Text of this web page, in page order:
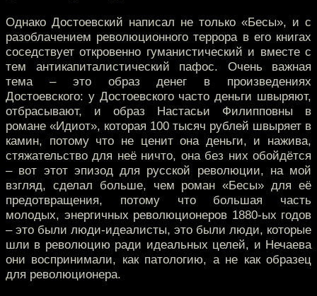
Однако Достоевский написал не только «Бесы», и с
разоблачением революционного террора в его книгах
соседствует откровенно гуманистический и вместе с
тем антикапиталистический пафос. Очень важная
тема – это образ денег в произведениях
Достоевского: у Достоевского часто деньги швыряют,
отбрасывают, и образ Настасьи Филипповны в
романе «Идиот», которая 100 тысяч рублей швыряет в
камин, потому что не ценит она деньги, и нажива,
стяжательство для неё ничто, она без них обойдётся
– вот этот эпизод для русской революции, на мой
взгляд, сделал больше, чем роман «Бесы» для её
предотвращения, потому что большая часть
молодых, энергичных революционеров 1880-ых годов
– это были люди-идеалисты, это были люди, которые
шли в революцию ради идеальных целей, и Нечаева
они воспринимали, как патологию, а не как образец
для революционера.